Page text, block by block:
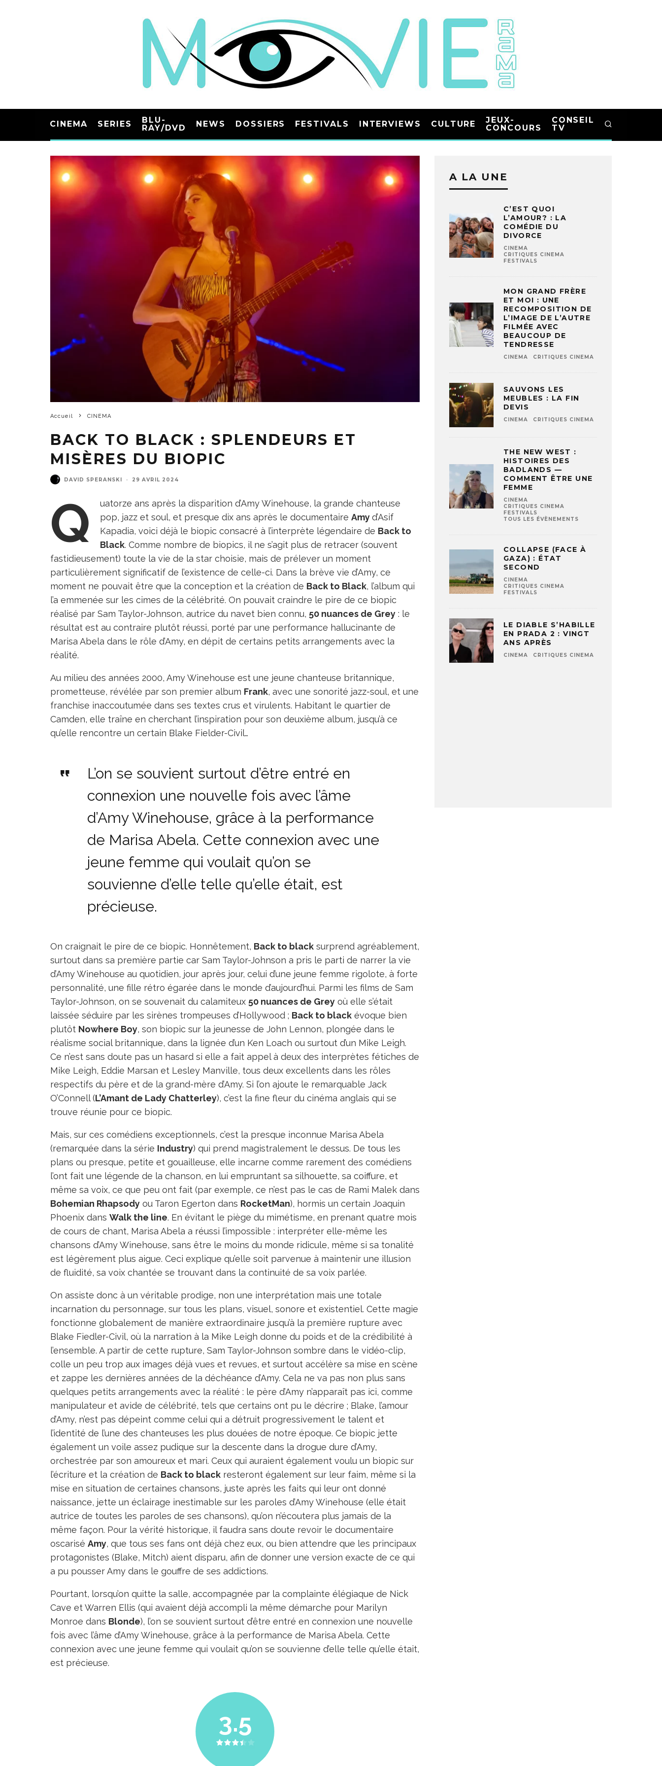
CINEMA SERIES
BLU-
RAY/DVD
NEWS DOSSIERS FESTIVALS INTERVIEWS CULTURE
JEUX-
CONCOURS
CONSEIL
TV
Accueil CINEMA
BACK TO BLACK : SPLENDEURS ET
MISÈRES DU BIOPIC
DAVID SPERANSKI · 29 AVRIL 2024
Q
uatorze ans après la disparition d’Amy Winehouse, la grande chanteuse
pop, jazz et soul, et presque dix ans après le documentaire Amyd’Asif
Kapadia, voici déjà le biopic consacré à l’interprète légendaire de Back to
Black. Comme nombre de biopics, il ne s’agit plus de retracer (souvent
fastidieusement) toute la vie de la star choisie, mais de prélever un moment
particulièrement significatif de l’existence de celle-ci. Dans la brève vie d’Amy, ce
moment ne pouvait être que la conception et la création de Back to Black, l’album qui
l’a emmenée sur les cimes de la célébrité. On pouvait craindre le pire de ce biopic
réalisé par Sam Taylor-Johnson, autrice du navet bien connu, 50 nuances de Grey : le
résultat est au contraire plutôt réussi, porté par une performance hallucinante de
Marisa Abela dans le rôle d’Amy, en dépit de certains petits arrangements avec la
réalité.
Au milieu des années 2000, Amy Winehouse est une jeune chanteuse britannique,
prometteuse, révélée par son premier album Frank, avec une sonorité jazz-soul, et une
franchise inaccoutumée dans ses textes crus et virulents. Habitant le quartier de
Camden, elle traîne en cherchant l’inspiration pour son deuxième album, jusqu’à ce
qu’elle rencontre un certain Blake Fielder-Civil…
L’on se souvient surtout d’être entré en
connexion une nouvelle fois avec l’âme
d’Amy Winehouse, grâce à la performance
de Marisa Abela. Cette connexion avec une
jeune femme qui voulait qu’on se
souvienne d’elle telle qu’elle était, est
précieuse.
On craignait le pire de ce biopic. Honnêtement, Back to black surprend agréablement,
surtout dans sa première partie car Sam Taylor-Johnson a pris le parti de narrer la vie
d’Amy Winehouse au quotidien, jour après jour, celui d’une jeune femme rigolote, à forte
personnalité, une fille rétro égarée dans le monde d’aujourd’hui. Parmi les films de Sam
Taylor-Johnson, on se souvenait du calamiteux 50 nuances de Grey où elle s’était
laissée séduire par les sirènes trompeuses d’Hollywood ; Back to black évoque bien
plutôt Nowhere Boy, son biopic sur la jeunesse de John Lennon, plongée dans le
réalisme social britannique, dans la lignée d’un Ken Loach ou surtout d’un Mike Leigh.
Ce n’est sans doute pas un hasard si elle a fait appel à deux des interprètes fétiches de
Mike Leigh, Eddie Marsan et Lesley Manville, tous deux excellents dans les rôles
respectifs du père et de la grand-mère d’Amy. Si l’on ajoute le remarquable Jack
O’Connell (L’Amant de Lady Chatterley), c’est la fine fleur du cinéma anglais qui se
trouve réunie pour ce biopic.
Mais, sur ces comédiens exceptionnels, c’est la presque inconnue Marisa Abela
(remarquée dans la série Industry) qui prend magistralement le dessus. De tous les
plans ou presque, petite et gouailleuse, elle incarne comme rarement des comédiens
l’ont fait une légende de la chanson, en lui empruntant sa silhouette, sa coiffure, et
même sa voix, ce que peu ont fait (par exemple, ce n’est pas le cas de Rami Malek dans
Bohemian Rhapsody ou Taron Egerton dans RocketMan), hormis un certain Joaquin
Phoenix dans Walk the line. En évitant le piège du mimétisme, en prenant quatre mois
de cours de chant, Marisa Abela a réussi l’impossible : interpréter elle-même les
chansons d’Amy Winehouse, sans être le moins du monde ridicule, même si sa tonalité
est légèrement plus aigue. Ceci explique qu’elle soit parvenue à maintenir une illusion
de fluidité, sa voix chantée se trouvant dans la continuité de sa voix parlée.
On assiste donc à un véritable prodige, non une interprétation mais une totale
incarnation du personnage, sur tous les plans, visuel, sonore et existentiel. Cette magie
fonctionne globalement de manière extraordinaire jusqu’à la première rupture avec
Blake Fiedler-Civil, où la narration à la Mike Leigh donne du poids et de la crédibilité à
l’ensemble. A partir de cette rupture, Sam Taylor-Johnson sombre dans le vidéo-clip,
colle un peu trop aux images déjà vues et revues, et surtout accélère sa mise en scène
et zappe les dernières années de la déchéance d’Amy. Cela ne va pas non plus sans
quelques petits arrangements avec la réalité : le père d’Amy n’apparaît pas ici, comme
manipulateur et avide de célébrité, tels que certains ont pu le décrire ; Blake, l’amour
d’Amy, n’est pas dépeint comme celui qui a détruit progressivement le talent et
l’identité de l’une des chanteuses les plus douées de notre époque. Ce biopic jette
également un voile assez pudique sur la descente dans la drogue dure d’Amy,
orchestrée par son amoureux et mari. Ceux qui auraient également voulu un biopic sur
l’écriture et la création de Back to black resteront également sur leur faim, même si la
mise en situation de certaines chansons, juste après les faits qui leur ont donné
naissance, jette un éclairage inestimable sur les paroles d’Amy Winehouse (elle était
autrice de toutes les paroles de ses chansons), qu’on n’écoutera plus jamais de la
même façon. Pour la vérité historique, il faudra sans doute revoir le documentaire
oscarisé Amy, que tous ses fans ont déjà chez eux, ou bien attendre que les principaux
protagonistes (Blake, Mitch) aient disparu, afin de donner une version exacte de ce qui
a pu pousser Amy dans le gouffre de ses addictions.
Pourtant, lorsqu’on quitte la salle, accompagnée par la complainte élégiaque de Nick
Cave et Warren Ellis (qui avaient déjà accompli la même démarche pour Marilyn
Monroe dans Blonde), l’on se souvient surtout d’être entré en connexion une nouvelle
fois avec l’âme d’Amy Winehouse, grâce à la performance de Marisa Abela. Cette
connexion avec une jeune femme qui voulait qu’on se souvienne d’elle telle qu’elle était,
est précieuse.
3.5
A LA UNE
C’EST QUOI
L’AMOUR? : LA
COMÉDIE DU
DIVORCE
CINEMA
CRITIQUES CINEMA
FESTIVALS
MON GRAND FRÈRE
ET MOI : UNE
RECOMPOSITION DE
L’IMAGE DE L’AUTRE
FILMÉE AVEC
BEAUCOUP DE
TENDRESSE
CINEMA CRITIQUES CINEMA
SAUVONS LES
MEUBLES : LA FIN
DEVIS
CINEMA CRITIQUES CINEMA
THE NEW WEST :
HISTOIRES DES
BADLANDS —
COMMENT ÊTRE UNE
FEMME
CINEMA
CRITIQUES CINEMA
FESTIVALS
TOUS LES ÉVÈNEMENTS
COLLAPSE (FACE À
GAZA) : ÉTAT
SECOND
CINEMA
CRITIQUES CINEMA
FESTIVALS
LE DIABLE S’HABILLE
EN PRADA 2 : VINGT
ANS APRÈS
CINEMA CRITIQUES CINEMA